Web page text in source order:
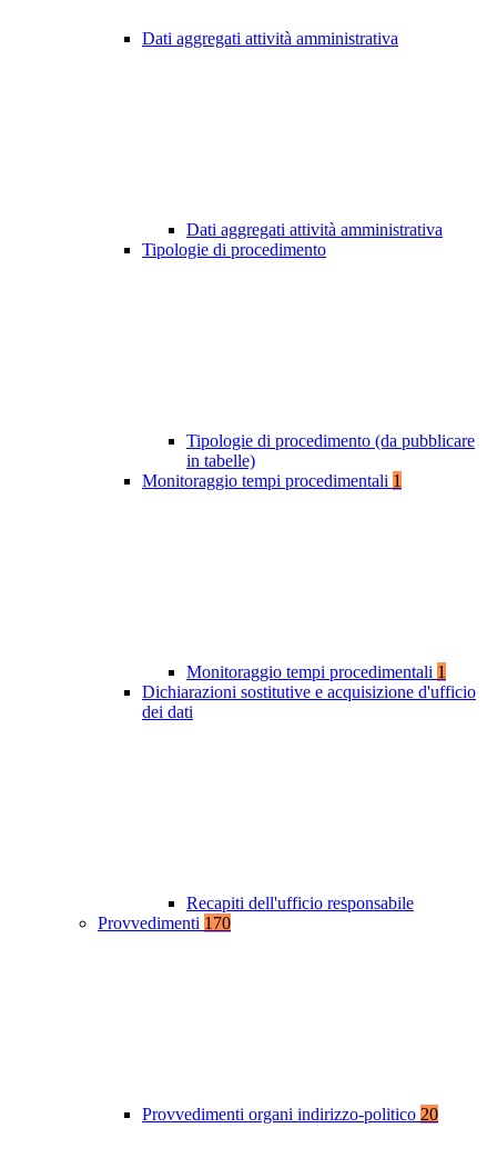
Dati aggregati attività amministrativa
Dati aggregati attività amministrativa
Tipologie di procedimento
Tipologie di procedimento (da pubblicare
in tabelle)
Monitoraggio tempi procedimentali 1
Monitoraggio tempi procedimentali 1
Dichiarazioni sostitutive e acquisizione d'ufficio
dei dati
Recapiti dell'ufficio responsabile
Provvedimenti 170
Provvedimenti organi indirizzo-politico 20